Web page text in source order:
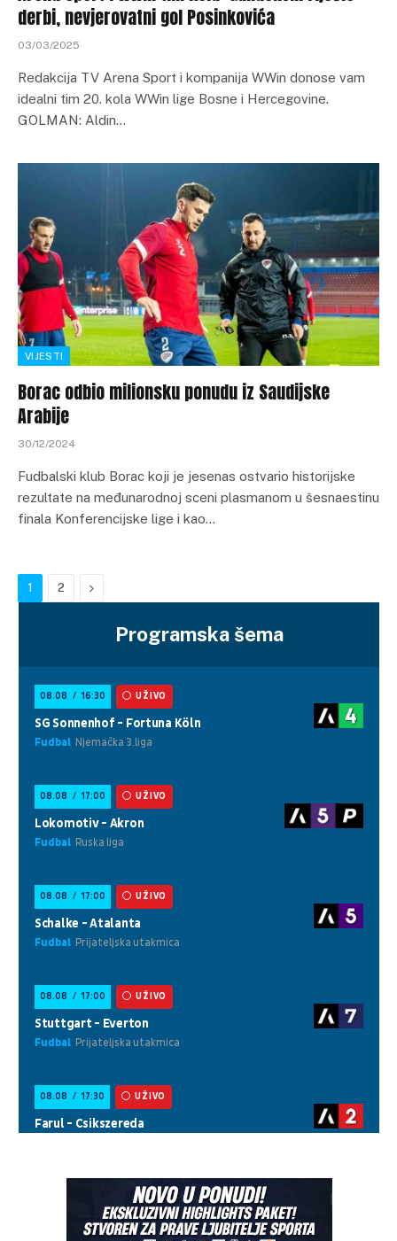
derbi, nevjerovatni gol Posinkovića
03/03/2025
Redakcija TV Arena Sport i kompanija WWin donose vam
idealni tim 20. kola WWin lige Bosne i Hercegovine.
GOLMAN: Aldin…
VIJESTI
Borac odbio milionsku ponudu iz Saudijske
Arabije
30/12/2024
Fudbalski klub Borac koji je jesenas ostvario historijske
rezultate na međunarodnoj sceni plasmanom u šesnaestinu
finala Konferencijske lige i kao…
1 2 Next
Programska šema